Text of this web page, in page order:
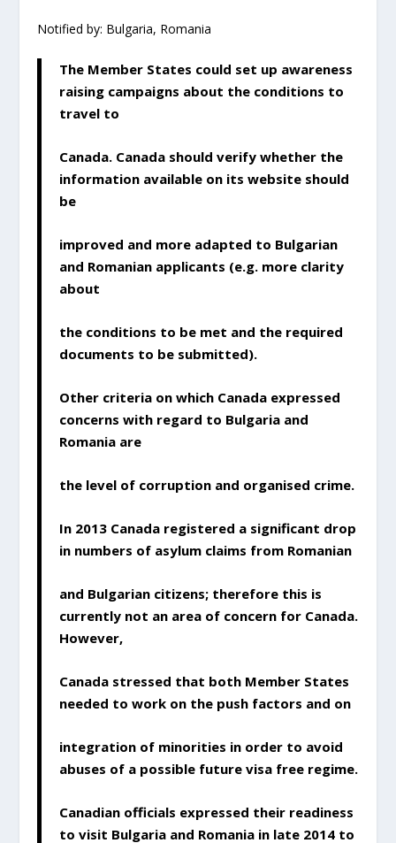
Notified by: Bulgaria, Romania
The Member States could set up awareness
raising campaigns about the conditions to
travel to
Canada. Canada should verify whether the
information available on its website should
be
improved and more adapted to Bulgarian
and Romanian applicants (e.g. more clarity
about
the conditions to be met and the required
documents to be submitted).
Other criteria on which Canada expressed
concerns with regard to Bulgaria and
Romania are
the level of corruption and organised crime.
In 2013 Canada registered a significant drop
in numbers of asylum claims from Romanian
and Bulgarian citizens; therefore this is
currently not an area of concern for Canada.
However,
Canada stressed that both Member States
needed to work on the push factors and on
integration of minorities in order to avoid
abuses of a possible future visa free regime.
Canadian officials expressed their readiness
to visit Bulgaria and Romania in late 2014 to